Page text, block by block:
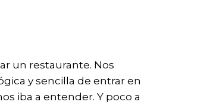
un restaurante. Nos
y sencilla de entrar en
iba a entender. Y poco a